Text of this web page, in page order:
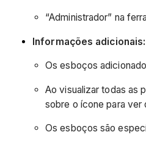
“Administrador” na
Informações adicionais:
Os esboços
Ao visualizar todas as
sobre o ícone para ver
Os esboços são